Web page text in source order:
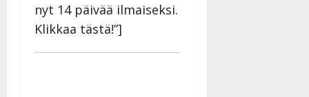
nyt 14 päivää ilmaiseksi.
Klikkaa tästä!”]